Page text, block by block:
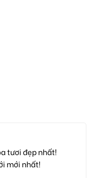
tươi đẹp nhất!
mới nhất!